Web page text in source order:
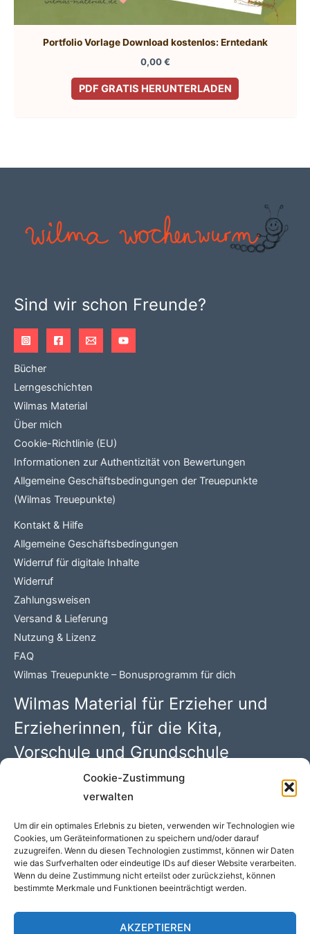
Cookie-Zustimmung
verwalten
Um dir ein optimales Erlebnis zu bieten, verwenden wir Technologien wie
Cookies, um Geräteinformationen zu speichern und/oder darauf
zuzugreifen. Wenn du diesen Technologien zustimmst, können wir Daten
wie das Surfverhalten oder eindeutige IDs auf dieser Website verarbeiten.
Wenn du deine Zustimmung nicht erteilst oder zurückziehst, können
bestimmte Merkmale und Funktionen beeinträchtigt werden.
AKZEPTIEREN
Portfolio Vorlage Download kostenlos: Erntedank
0,00€
PDF GRATIS HERUNTERLADEN
Sind wir schon Freunde?
Bücher
Lerngeschichten
Wilmas Material
Über mich
Cookie-Richtlinie (EU)
Informationen zur Authentizität von Bewertungen
Allgemeine Geschäftsbedingungen der Treuepunkte
(Wilmas Treuepunkte)
Kontakt & Hilfe
Allgemeine Geschäftsbedingungen
Widerruf für digitale Inhalte
Widerruf
Zahlungsweisen
Versand & Lieferung
Nutzung & Lizenz
FAQ
Wilmas Treuepunkte – Bonusprogramm für dich
Wilmas Material für Erzieher und
Erzieherinnen, für die Kita,
Vorschule und Grundschule
Wilma Wochenwurm PDFs mit 100 kreativen Kindergarten
Ideen. Begleitmaterial zu den Kinderbüchern rund um
„Lerngeschichten mit Wilma Wochenwurm“ von Susanne
Bohne (Hallo liebe Wolke)
WOCHENWURM PDFS //DATENSCHUTZ